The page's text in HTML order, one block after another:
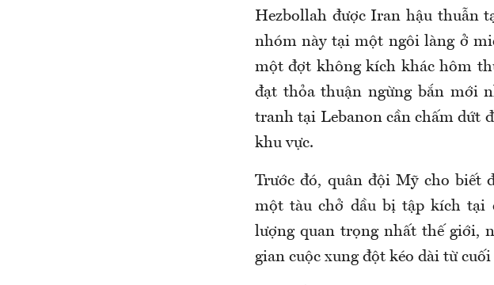
Hezbollah được Iran hậu thuẫn
nhóm này tại một ngôi làng ở
một đợt không kích khác hôm
đạt thỏa thuận ngừng bắn mới
tranh tại Lebanon cần chấm dứt
khu vực.
Trước đó, quân đội Mỹ cho biết
một tàu chở dầu bị tập kích tại
lượng quan trọng nhất thế giới,
gian cuộc xung đột kéo dài từ